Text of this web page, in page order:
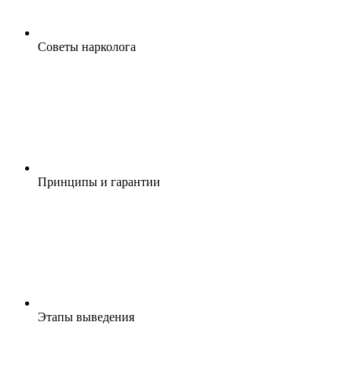
Cоветы нарколога
Принципы и гарантии
Этапы выведения